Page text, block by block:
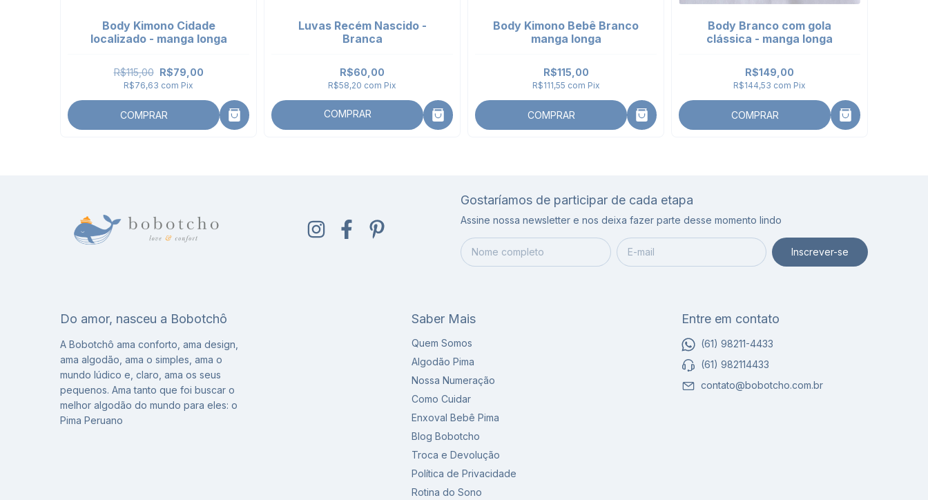
Body Kimono Cidade
localizado - manga longa
R$115,00 R$79,00
R$76,63 com Pix
COMPRAR
Luvas Recém Nascido -
Branca
R$60,00
R$58,20 com Pix
COMPRAR
Body Kimono Bebê Branco
manga longa
R$115,00
R$111,55 com Pix
COMPRAR
Body Branco com gola
clássica - manga longa
R$149,00
R$144,53 com Pix
COMPRAR
Gostaríamos de participar de cada etapa
Assine nossa newsletter e nos deixa fazer parte desse momento lindo
Do amor, nasceu a Bobotchô
A Bobotchô ama conforto, ama design,
ama algodão, ama o simples, ama o
mundo lúdico e, claro, ama os seus
pequenos. Ama tanto que foi buscar o
melhor algodão do mundo para eles: o
Pima Peruano
Saber Mais
Quem Somos
Algodão Pima
Nossa Numeração
Como Cuidar
Enxoval Bebê Pima
Blog Bobotcho
Troca e Devolução
Política de Privacidade
Rotina do Sono
Entre em contato
(61) 98211-4433
(61) 982114433
contato@bobotcho.com.br